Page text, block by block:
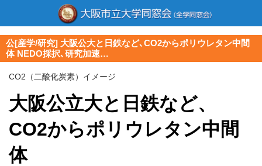
公[産学/研究] 大阪公大と日鉄など､CO2からポリウレタン中間
体 NEDO採択､研究加速…
CO2（二酸化炭素）イメージ
大阪公立大と日鉄など、
CO2からポリウレタン中間
体